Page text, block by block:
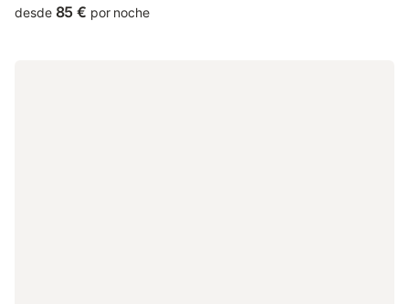
desde 85 € por noche